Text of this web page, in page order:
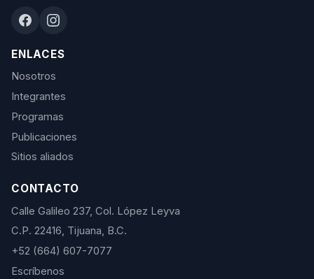
ENLACES
Nosotros
Integrantes
Programas
Publicaciones
Sitios aliados
CONTACTO
Calle Galileo 237, Col. López Leyva
C.P. 22416, Tijuana, B.C.
+52 (664) 607-7077
Escríbenos